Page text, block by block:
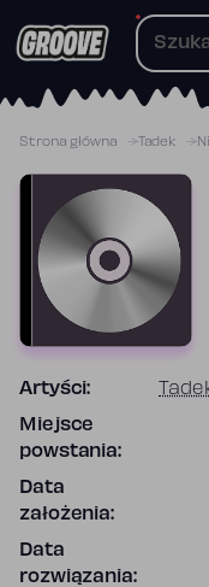
do
Strona główna Tadek
Artyści:
Miejsce
powstania:
Data
założenia:
Data
rozwiązania: